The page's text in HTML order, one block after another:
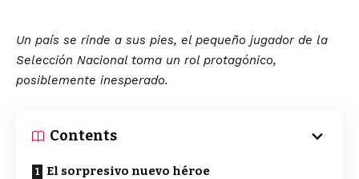
Un país se rinde a sus pies, el pequeño jugador de la
Selección Nacional toma un rol protagónico,
posiblemente inesperado.
Contents
El sorpresivo nuevo héroe